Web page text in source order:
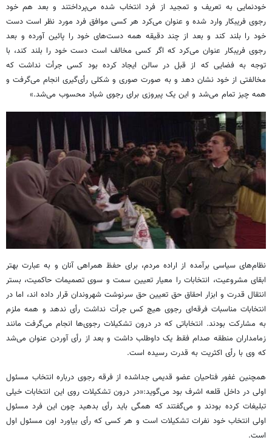
خودنمایی به تعریف و تمجید از فرد انتخاب شده می‌پرداختند و بعد هم خود
رجوی فریبکار وارد شده و عنوان می‌کرد هر کسی موافق فرد مورد نظر است دست
خود را بلند کند و بعد از چند دقیقه همه دست‌های خود را پائین آورده و بعد
رجوی فریبکار عنوان می‌کرد که اگر کسی مخالف است دست خود را بلند کند، با
توجه به فضایی که از قبل در سالن ایجاد کرده بود کسی جرأت نداشت که
مخالفتی از خود نشان دهد و به صورت صوری و شکلی رأی‌گیری انجام می‌گرفت و
همه چیز تمام می‌شد و این یک پیروزی برای رجوی شیاد محسوب می‌شد.»
نظام‌های سیاسی برآمده از اراده مردم، برای حفظ همراهی آنان و به عبارت بهتر
ابقای مشروعیت، انتخابات را معیار تعیین سمت و سوی تصمیمات حاکمیت، بستر
انتقال قدرت و ابزار احقاق حق تعیین حق سرنوشت شهروندان قرار داده ‌اند، اما در
انتخابات مناسبات فرقه‌ای رجوی هیچ کس جرأت نداشت رأی ندهد و همه ملزم
به مشارکت بودند. انتخاباتی که در درون تشکیلات رجوی‌ها انجام می‌گرفت مانند
زمامداران منطقه صدام فقط یک داوطلب داشت و بعد از رأی آوردن عنوان می‌شد
که وی با رأی اکثریت به قدرت رسیده است.
همچنین غفور فتاحیان عضو قدیمی جداشده از فرقه رجوی درباره انتخاب مسئول
اولی در داخل قلعه اشرف بود می‌گوید:«در درون تشکیلات روی این انتخابات خیلی
تبلیغات کرده بودند و می‌گفتند که همگی باید رأی بدهید چون این فرد مسئول
اولی انتخاب خود نفرات تشکیلات است و هر کسی که رأی بیاورد اون مسئول اول
است.